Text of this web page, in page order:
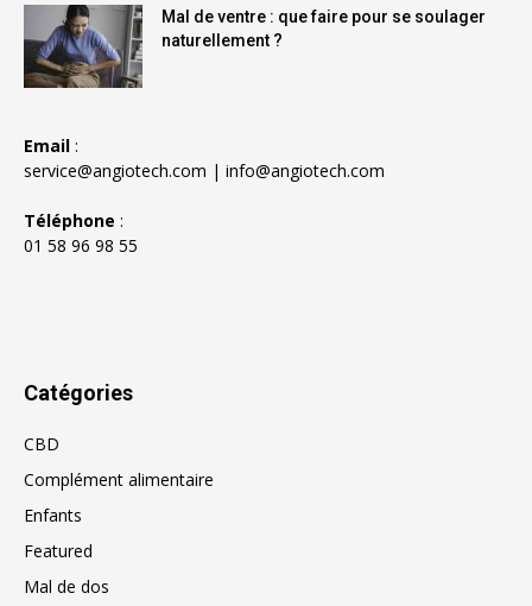
Mal de ventre : que faire pour se soulager
naturellement ?
Email :
service@angiotech.com | info@angiotech.com
Téléphone :
01 58 96 98 55
Catégories
CBD
Complément alimentaire
Enfants
Featured
Mal de dos